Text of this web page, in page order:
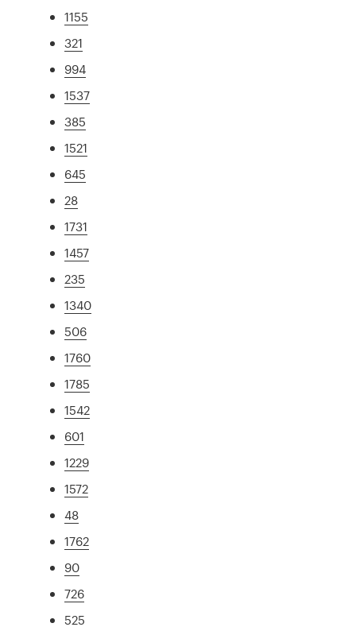
1155
321
994
1537
385
1521
645
28
1731
1457
235
1340
506
1760
1785
1542
601
1229
1572
48
1762
90
726
525